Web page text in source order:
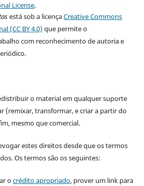
License.
está sob a licençaCreative Commons
(CC BY 4.0) que permite o
com reconhecimento de autoria e
o material em qualquer suporte
(remixar, transformar, e criar a partir do
mesmo que comercial.
estes direitos desde que os termos
Os termos são os seguintes:
ocrédito apropriado, prover um link para